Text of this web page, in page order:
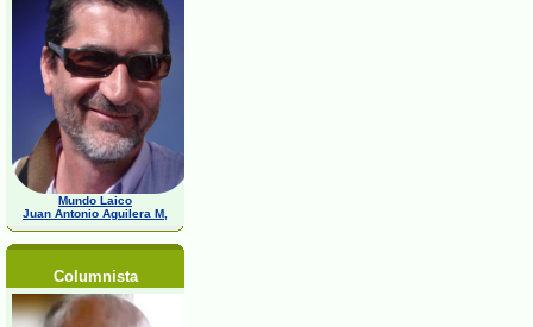
Mundo Laico
Juan Antonio Aguilera M,
Columnista